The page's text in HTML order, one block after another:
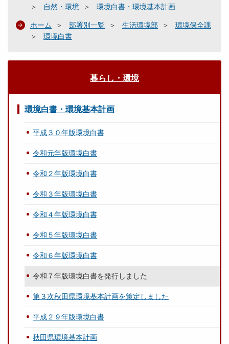
自然・環境
環境白書・環境基本計画
ホーム 部署別一覧 生活環境部
環境保全課
環境白書
暮らし・環境
環境白書・環境基本計画
平成３０年版環境白書
令和元年版環境白書
令和２年版環境白書
令和３年版環境白書
令和４年版環境白書
令和５年版環境白書
令和６年版環境白書
令和７年版環境白書を発行しました
第３次秋田県環境基本計画を策定しました
平成２９年版環境白書
秋田県環境基本計画